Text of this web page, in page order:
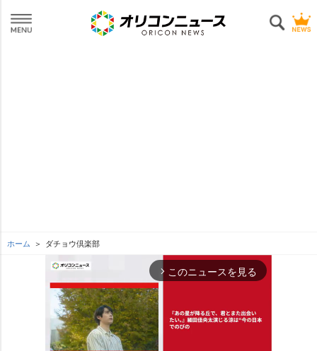
ホーム ダチョウ倶楽部
arrow_forward_ios このニュースを見る